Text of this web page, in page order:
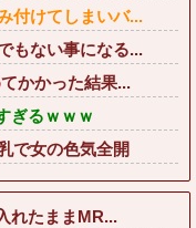
付けてしまいバ...
もない事になる...
かかった結果...
ぎるｗｗｗ
で女の色気全開
れたままMR...